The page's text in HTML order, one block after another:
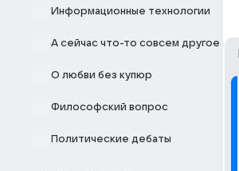
Информационные технологии
А сейчас что-то совсем другое
О любви без купюр
Философский вопрос
Политические дебаты